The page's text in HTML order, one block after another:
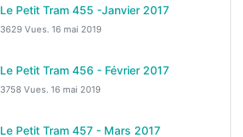
Le Petit Tram 455 -Janvier 2017
3629 Vues. 16 mai 2019
Le Petit Tram 456 - Février 2017
3758 Vues. 16 mai 2019
Le Petit Tram 457 - Mars 2017